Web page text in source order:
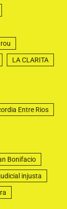
LA CLARITA
Entre Rios
Bonifacio
injusta